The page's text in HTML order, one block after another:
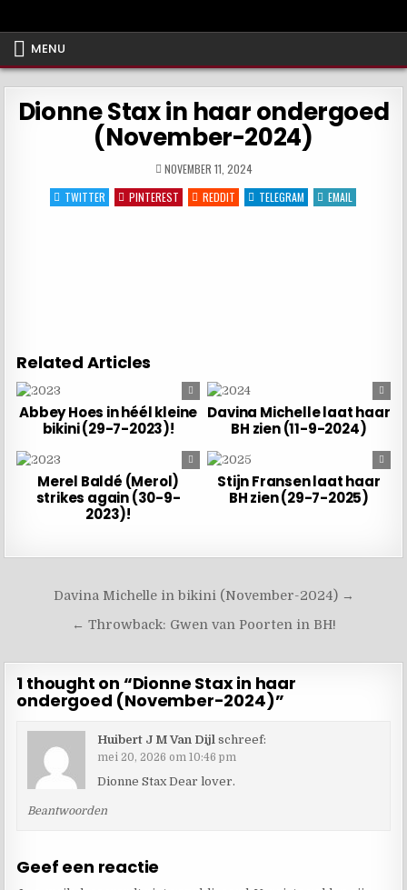
Het BN'er Archief!
MENU
Dionne Stax in haar ondergoed
(November-2024)
NOVEMBER 11, 2024
TWITTER
PINTEREST REDDIT TELEGRAM EMAIL
Related Articles
0 2377
Abbey Hoes in héél kleine
bikini (29-7-2023)!
0 10677
Davina Michelle laat haar
BH zien (11-9-2024)
0 1408
Merel Baldé (Merol)
strikes again (30-9-
2023)!
0 20147
Stijn Fransen laat haar
BH zien (29-7-2025)
Davina Michelle in bikini (November-2024) →
← Throwback: Gwen van Poorten in BH!
1 thought on “Dionne Stax in haar
ondergoed (November-2024)”
Huibert J M Van Dijl schreef:
mei 20, 2026 om 10:46 pm
Dionne Stax Dear lover.
Beantwoorden
Geef een reactie